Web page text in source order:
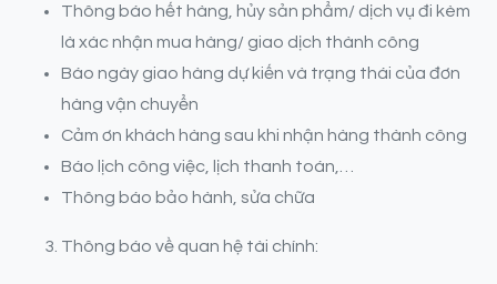
Thông báo hết hàng, hủy sản phẩm/ dịch vụ đi kèm
là xác nhận mua hàng/ giao dịch thành công
Báo ngày giao hàng dự kiến và trạng thái của đơn
hàng vận chuyển
Cảm ơn khách hàng sau khi nhận hàng thành công
Báo lịch công việc, lịch thanh toán,…
Thông báo bảo hành, sửa chữa
Thông báo về quan hệ tài chính: